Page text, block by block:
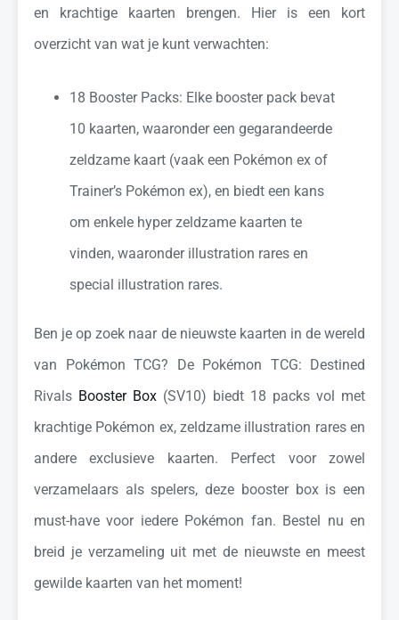
en krachtige kaarten brengen. Hier is een kort
overzicht van wat je kunt verwachten:
18 Booster Packs: Elke booster pack bevat
10 kaarten, waaronder een gegarandeerde
zeldzame kaart (vaak een Pokémon ex of
Trainer’s Pokémon ex), en biedt een kans
om enkele hyper zeldzame kaarten te
vinden, waaronder illustration rares en
special illustration rares.
Ben je op zoek naar de nieuwste kaarten in de wereld
van Pokémon TCG? De Pokémon TCG: Destined
Rivals Booster Box (SV10) biedt 18 packs vol met
krachtige Pokémon ex, zeldzame illustration rares en
andere exclusieve kaarten. Perfect voor zowel
verzamelaars als spelers, deze booster box is een
must-have voor iedere Pokémon fan. Bestel nu en
breid je verzameling uit met de nieuwste en meest
gewilde kaarten van het moment!